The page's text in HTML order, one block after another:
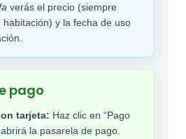
verás el precio (siempre
habitación) y la fecha de uso
pago
tarjeta: Haz clic en “Pago
la pasarela de pago.